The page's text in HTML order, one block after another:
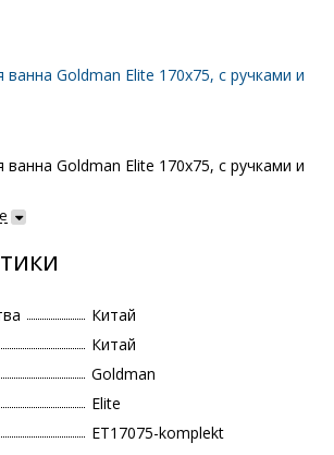
ванна Goldman Elite 170x75, с ручками и
ванна Goldman Elite 170x75, с ручками и
Китай
Китай
Goldman
Elite
ET17075-komplekt